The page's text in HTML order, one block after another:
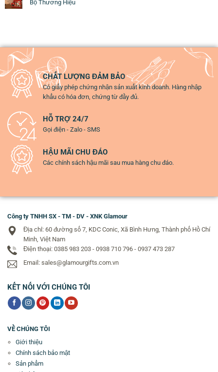
Bộ Thương Hiệu
CHẤT LƯỢNG ĐẢM BẢO
Có giấy phép chứng nhận sản xuất kinh doanh. Hàng nhập
khẩu có hóa đơn, chứng từ đầy đủ.
HỖ TRỢ 24/7
Gọi điện - Zalo - SMS
HẬU MÃI CHU ĐÁO
Các chính sách hậu mãi sau mua hàng chu đáo.
Công ty TNHH SX - TM - DV - XNK Glamour
Địa chỉ: 60 đường số 7, KDC Conic, Xã Bình Hưng, Thành phố Hồ Chí
Minh, Việt Nam
Điện thoại: 0385 983 203 - 0938 710 796 - 0937 473 287
Email: sales@glamourgifts.com.vn
KẾT NỐI VỚI CHÚNG TÔI
VỀ CHÚNG TÔI
Giới thiệu
Chính sách bảo mật
Sản phẩm